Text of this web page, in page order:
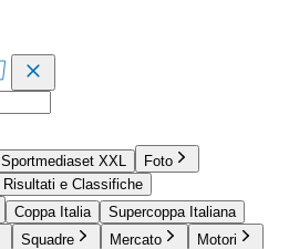
Sportmediaset XXL
Foto
Risultati e Classifiche
Coppa Italia
Supercoppa Italiana
Squadre Mercato
Motori